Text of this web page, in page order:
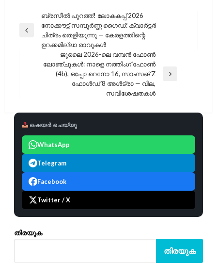
പോസ്റ്റുകളിലൂടെ
Previous
ബ്രസീൽ പുറത്ത്! ലോകകപ്പ് 2026
നോക്കൗട്ട് സമ്പൂർണ്ണ ഗൈഡ്: ക്വാർട്ടർ
ചിത്രം തെളിയുന്നു — കേരളത്തിന്റെ
ഉറക്കമില്ലാ രാവുകൾ
ജൂലൈ 2026-ലെ വമ്പൻ ഫോൺ
ലോഞ്ചുകൾ: നാളെ നത്തിംഗ് ഫോൺ
(4b), ഒപ്പോ റെനോ 16, സാംസങ് Z
ഫോൾഡ് 8 അൾട്രാ — വില,
സവിശേഷതകൾ
ഷെയർ ചെയ്യൂ
WhatsApp
Telegram
Facebook
Twitter / X
തിരയുക
തിരയുക